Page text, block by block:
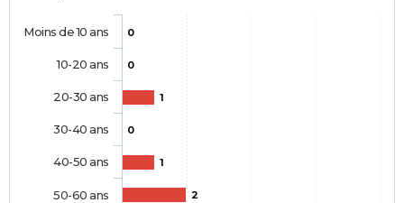
0
0
1
0
1
2
Moins de 10 ans
10-20 ans
20-30 ans
30-40 ans
40-50 ans
50-60 ans